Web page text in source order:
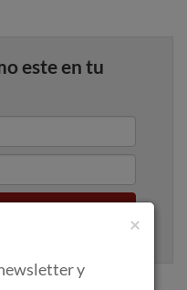
este en tu
×
y